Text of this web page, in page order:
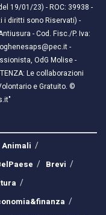
19/01/23) - ROC: 39938 -
diritti sono Riservati) -
- Cod. Fisc./P. Iva:
-
OdG Molise -
Le collaborazioni
e Gratuito. ©
Animali
Brevi